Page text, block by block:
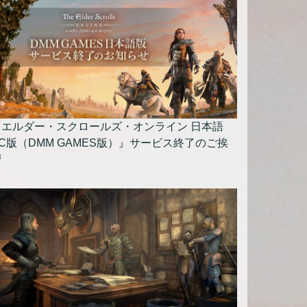
ルダー・スクロールズ・オンライン 日本語
版（DMM GAMES版）』サービス終了のご挨